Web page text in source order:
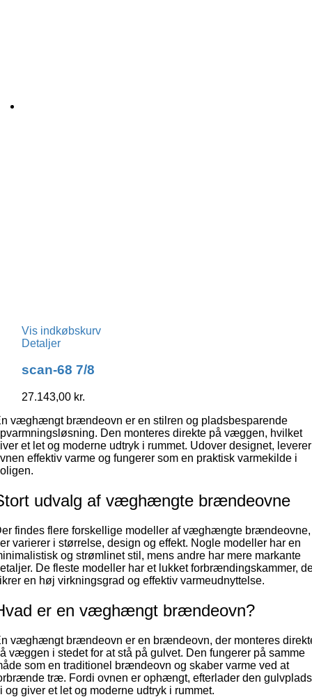
Vis indkøbskurv
Detaljer
scan-68 7/8
27.143,00 kr.
væghængt brændeovn er en stilren og pladsbesparende
Den monteres direkte på væggen, hvilket
et let og moderne udtryk i rummet. Udover designet, leverer
effektiv varme og fungerer som en praktisk varmekilde i
udvalg af væghængte brændeovne
findes flere forskellige modeller af væghængte brændeovne,
varierer i størrelse, design og effekt. Nogle modeller har en
og strømlinet stil, mens andre har mere markante
De fleste modeller har et lukket forbrændingskammer,
en høj virkningsgrad og effektiv varmeudnyttelse.
er en væghængt brændeovn?
væghængt brændeovn er en brændeovn, der monteres
væggen i stedet for at stå på gulvet. Den fungerer på samme
som en traditionel brændeovn og skaber varme ved at
træ. Fordi ovnen er ophængt, efterlader den gulvplads
og giver et let og moderne udtryk i rummet.